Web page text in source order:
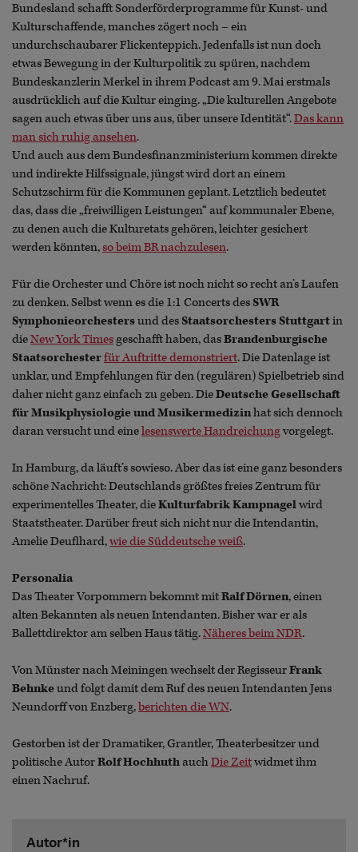
Bundesland schafft Sonderförderprogramme für Kunst- und
Kulturschaffende, manches zögert noch – ein
undurchschaubarer Flickenteppich. Jedenfalls ist nun doch
etwas Bewegung in der Kulturpolitik zu spüren, nachdem
Bundeskanzlerin Merkel in ihrem Podcast am 9. Mai erstmals
ausdrücklich auf die Kultur einging. „Die kulturellen Angebote
sagen auch etwas über uns aus, über unsere Identität“.Das kann
man sich ruhig ansehen.
Und auch aus dem Bundesfinanzministerium kommen direkte
und indirekte Hilfssignale, jüngst wird dort an einem
Schutzschirm für die Kommunen geplant. Letztlich bedeutet
das, dass die „freiwilligen Leistungen“ auf kommunaler Ebene,
zu denen auch die Kulturetats gehören, leichter gesichert
werden könnten,so beim BR nachzulesen.
Für die Orchester und Chöre ist noch nicht so recht an’s Laufen
zu denken. Selbst wenn es die 1:1 Concerts desSWR
Symphonieorchestersund desStaatsorchesters Stuttgartin
dieNew York Timesgeschafft haben, dasBrandenburgische
Staatsorchesterfür Auftritte demonstriert. Die Datenlage ist
unklar, und Empfehlungen für den (regulären) Spielbetrieb sind
daher nicht ganz einfach zu geben. DieDeutsche Gesellschaft
für Musikphysiologie und Musikermedizinhat sich dennoch
daran versucht und einelesenswerte Handreichungvorgelegt.
In Hamburg, da läuft’s sowieso. Aber das ist eine ganz besonders
schöne Nachricht: Deutschlands größtes freies Zentrum für
experimentelles Theater, dieKulturfabrik Kampnagelwird
Staatstheater. Darüber freut sich nicht nur die Intendantin,
Amelie Deuflhard,wie die Süddeutsche weiß.
Personalia
Das Theater Vorpommern bekommt mitRalf Dörnen, einen
alten Bekannten als neuen Intendanten. Bisher war er als
Ballettdirektor am selben Haus tätig.Näheres beim NDR.
Von Münster nach Meiningen wechselt der RegisseurFrank
Behnkeund folgt damit dem Ruf des neuen Intendanten Jens
Neundorff von Enzberg,berichten die WN.
Gestorben ist der Dramatiker, Grantler, Theaterbesitzer und
politische AutorRolf HochhuthauchDie Zeitwidmet ihm
einen Nachruf.
Autor*in